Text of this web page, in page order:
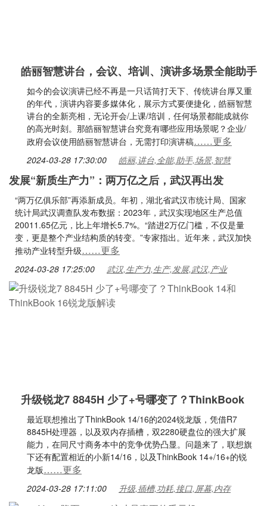
皓丽智慧讲台，会议、培训、演讲多场景全能助手
如今的会议演讲已经不再是一只话筒打天下、传统讲台厚又重
的年代，演讲内容要多媒体化，展示方式要便捷化，皓丽智慧
讲台的全新亮相，无论开会/上课/培训，任何场景都能成就你
的高光时刻。那皓丽智慧讲台究竟有哪些应用场景呢？企业/
政府会议使用皓丽智慧讲台，无需打印演讲稿……更多
2024-03-28 17:30:00 皓丽,讲台,全能,助手,场景,智慧
发展“新质生产力”：两万亿之后，武汉再出发
“两万亿俱乐部”再添新成员。年初，湖北省武汉市统计局、国家
统计局武汉调查队发布数据：2023年，武汉实现地区生产总值
20011.65亿元，比上年增长5.7%。“踏进2万亿门槛，不仅是量
变，更是整个产业结构质的转变。”专家指出。近年来，武汉加快
推动产业转型升级……更多
2024-03-28 17:25:00 武汉,生产力,生产,发展,武汉,产业
升级锐龙7 8845H 少了+号哪变了？ThinkBook
最近联想推出了ThinkBook 14/16的2024锐龙版，凭借R7
8845H处理器，以及双内存插槽，双2280硬盘位的强大扩展
能力，在同尺寸商务本中的竞争优势凸显。问题来了，联想旗
下还有配置相近的小新14/16，以及ThinkBook 14+/16+的锐
龙版……更多
2024-03-28 17:11:00 升级,插槽,功耗,接口,屏幕,内存